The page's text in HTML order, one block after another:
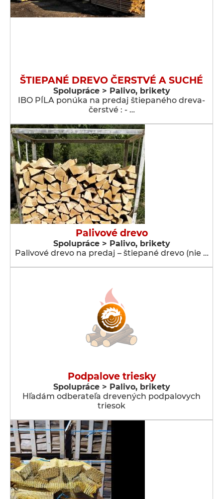
ŠTIEPANÉ DREVO ČERSTVÉ A SUCHÉ
Spolupráce > Palivo, brikety
IBO PÍLA ponúka na predaj štiepaného dreva-
čerstvé : - …
Palivové drevo
Spolupráce > Palivo, brikety
Palivové drevo na predaj – štiepané drevo (nie …
Podpalove triesky
Spolupráce > Palivo, brikety
Hľadám odberateľa drevených podpalovych
triesok